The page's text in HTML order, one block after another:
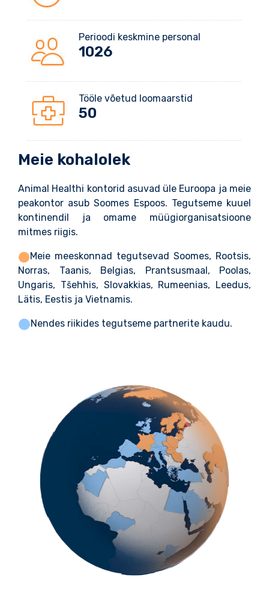
Perioodi keskmine personal
1093
Tööle võetud loomaarstid
50
Meie kohalolek
Animal Healthi kontorid asuvad üle Euroopa ja meie
peakontor asub Soomes Espoos. Tegutseme kuuel
kontinendil ja omame müügiorganisatsioone
mitmes riigis.
Meie meeskonnad tegutsevad Soomes, Rootsis,
Norras, Taanis, Belgias, Prantsusmaal, Poolas,
Ungaris, Tšehhis, Slovakkias, Rumeenias, Leedus,
Lätis, Eestis ja Vietnamis.
Nendes riikides tegutseme partnerite kaudu.